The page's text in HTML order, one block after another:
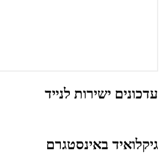
עדכונים ישירות לנייד
גיקלואיד באינסטגרם